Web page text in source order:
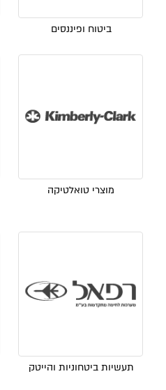
ביטוח ופיננסים
מוצרי טואלטיקה
תעשיות ביטחוניות והייטק